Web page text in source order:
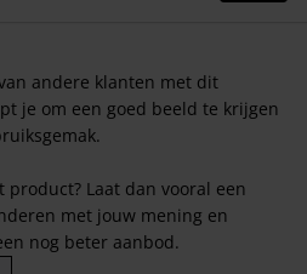
andere klanten met dit
je om een goed beeld te krijgen
Laat dan vooral een
met jouw mening en
nog beter aanbod.